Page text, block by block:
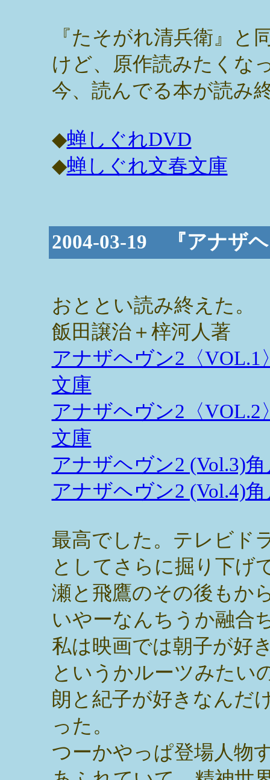
『たそがれ清兵衛』と
けど、原作読みたくな
今、読んでる本が読み
◆蝉しぐれDVD
◆蝉しぐれ文春文庫
2004-03-19 『アナザ
おととい読み終えた。
飯田譲治＋梓河人著
アナザヘヴン2〈VOL.1
文庫
アナザヘヴン2〈VOL.2
文庫
アナザヘヴン2 (Vol.3)
アナザヘヴン2 (Vol.4)
最高でした。テレビド
としてさらに掘り下げ
瀬と飛鷹のその後もか
いやーなんちうか融合
私は映画では朝子が好
というかルーツみたい
朗と紀子が好きなんだ
った。
つーかやっぱ登場人物